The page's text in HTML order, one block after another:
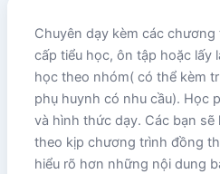
Chuyên dạy kèm các
cấp tiểu học, ôn tập hoặc lấy
học theo nhóm( có thể kèm
phụ huynh có nhu cầu). Học
và hình thức dạy. Các bạn sẽ
theo kịp chương trình đồng
hiểu rõ hơn những nội dung